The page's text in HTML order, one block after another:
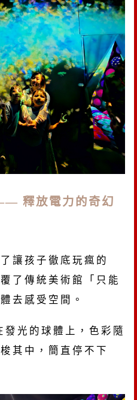
釋放電力的奇幻
讓孩子徹底玩瘋的
了傳統美術館「只能
去感受空間。
發光的球體上，色彩隨
其中，簡直停不下